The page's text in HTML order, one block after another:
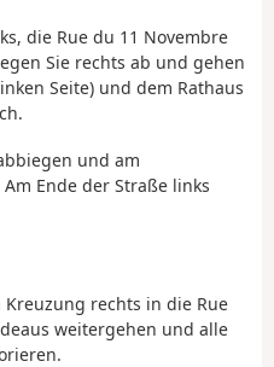
die Rue du 11 Novembre
Sie rechts ab und gehen
Seite) und dem Rathaus
und am
Ende der Straße links
rechts in die Rue
weitergehen und alle